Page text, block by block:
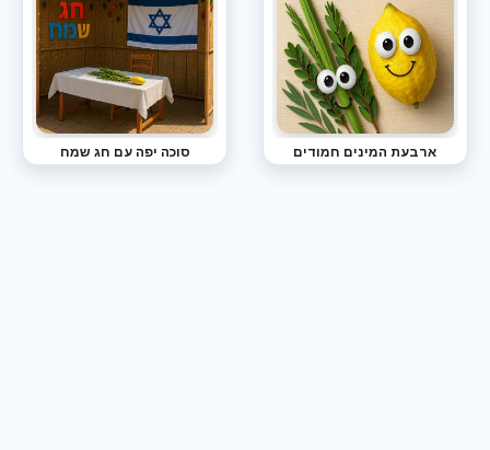
ארבעת המינים חמודים סוכה יפה עם חג שמח